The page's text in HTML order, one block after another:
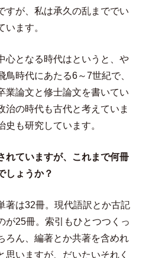
すが、私は承久の乱まででい
います。
となる時代はというと、や
鳥時代にあたる6～7世紀で、
業論文と修士論文を書いてい
治の時代も古代と考えていま
も研究しています。
ていますが、これまで何冊
しょうか？
は32冊。現代語訳とか古記
が25冊。索引もひとつつくっ
ろん、編著とか共著を含めれ
思いますが、だいたいそれく